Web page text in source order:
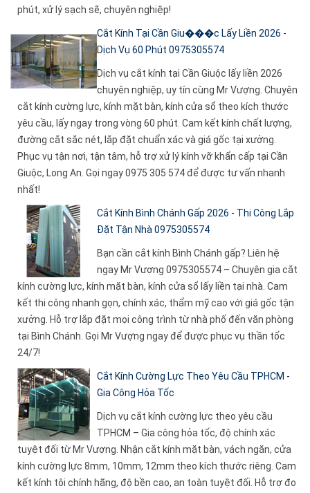
phút, xử lý sạch sẽ, chuyên nghiệp!
Cắt Kính Tại Cần Giu���c Lấy Liền 2026 -
Dịch Vụ 60 Phút 0975305574
Dịch vụ cắt kính tại Cần Giuộc lấy liền 2026
chuyên nghiệp, uy tín cùng Mr Vượng. Chuyên
cắt kính cường lực, kính mặt bàn, kính cửa sổ theo kích thước
yêu cầu, lấy ngay trong vòng 60 phút. Cam kết kính chất lượng,
đường cắt sắc nét, lắp đặt chuẩn xác và giá gốc tại xưởng.
Phục vụ tận nơi, tận tâm, hỗ trợ xử lý kính vỡ khẩn cấp tại Cần
Giuộc, Long An. Gọi ngay 0975 305 574 để được tư vấn nhanh
nhất!
Cắt Kính Bình Chánh Gấp 2026 - Thi Công Lắp
Đặt Tận Nhà 0975305574
Bạn cần cắt kính Bình Chánh gấp? Liên hệ
ngay Mr Vượng 0975305574 – Chuyên gia cắt
kính cường lực, kính mặt bàn, kính cửa sổ lấy liền tại nhà. Cam
kết thi công nhanh gọn, chính xác, thẩm mỹ cao với giá gốc tận
xưởng. Hỗ trợ lắp đặt mọi công trình từ nhà phố đến văn phòng
tại Bình Chánh. Gọi Mr Vượng ngay để được phục vụ thần tốc
24/7!
Cắt Kính Cường Lực Theo Yêu Cầu TPHCM -
Gia Công Hỏa Tốc
Dịch vụ cắt kính cường lực theo yêu cầu
TPHCM – Gia công hỏa tốc, độ chính xác
tuyệt đối từ Mr Vượng. Nhận cắt kính mặt bàn, vách ngăn, cửa
kính cường lực 8mm, 10mm, 12mm theo kích thước riêng. Cam
kết kính tôi chính hãng, độ bền cao, an toàn tuyệt đối. Hỗ trợ đo